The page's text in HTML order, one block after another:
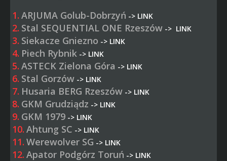
1. ARJUMA Golub-Dobrzyń -> LINK
2. Stal SEQUENTIAL ONE Rzeszów -> LINK
3. Siekacze Gniezno -> LINK
4. Piech Rybnik -> LINK
5. ASTECK Zielona Góra -> LINK
6. Stal Gorzów -> LINK
7. Husaria BERG Rzeszów -> LINK
8. GKM Grudziądz -> LINK
9. GKM 1979 -> LINK
10. Ahtung SC -> LINK
11. Werewolver SG -> LINK
12. Apator Podgórz Toruń -> LINK